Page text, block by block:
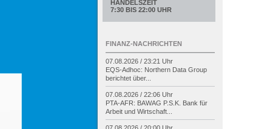
HANDELSZEIT
7:30 BIS 22:00 UHR
FINANZ-NACHRICHTEN
07.08.2026 / 23:21 Uhr
EQS-Adhoc: Northern Data Group
berichtet über...
07.08.2026 / 22:06 Uhr
PTA-AFR: BAWAG P.S.K. Bank für
Arbeit und Wirtschaft...